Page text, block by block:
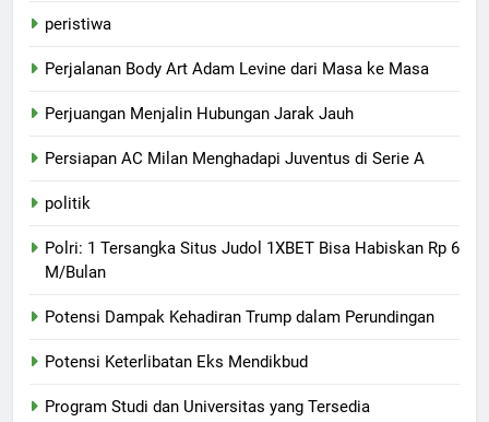
peristiwa
Perjalanan Body Art Adam Levine dari Masa ke Masa
Perjuangan Menjalin Hubungan Jarak Jauh
Persiapan AC Milan Menghadapi Juventus di Serie A
politik
Polri: 1 Tersangka Situs Judol 1XBET Bisa Habiskan Rp 6
M/Bulan
Potensi Dampak Kehadiran Trump dalam Perundingan
Potensi Keterlibatan Eks Mendikbud
Program Studi dan Universitas yang Tersedia